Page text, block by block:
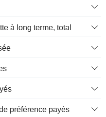
à long terme, total
préférence payés